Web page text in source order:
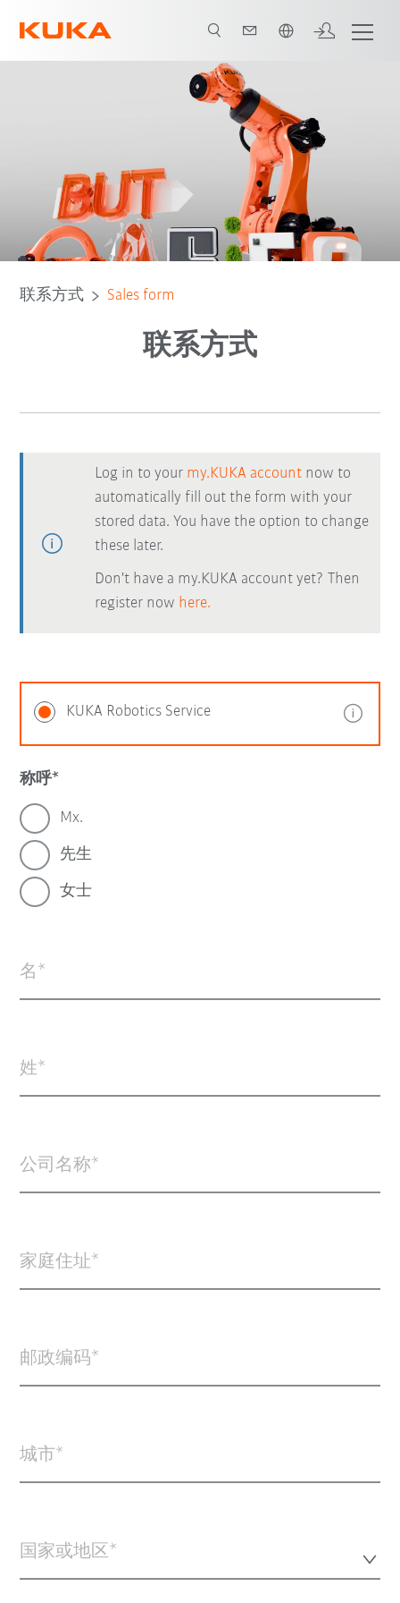
联系方式 Sales form
联系方式
Log in to your my.KUKA account now to
automatically fill out the form with your
stored data. You have the option to change
these later.
Don't have a my.KUKA account yet? Then
register now here.
KUKA Robotics Service
称呼
Mx.
先生
女士
名
姓
公司名称
家庭住址
邮政编码
城市
国家或地区*